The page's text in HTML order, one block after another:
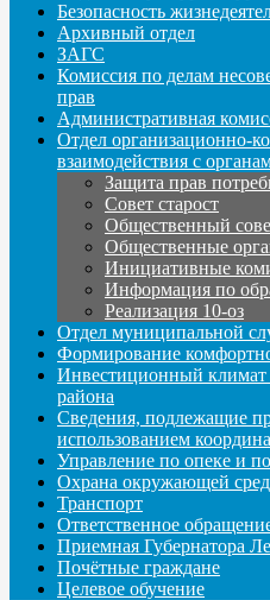
Безопасность
Архивный отдел
ЗАГС
Комиссия по делам
прав
Административная
Отдел организационно-
взаимодействия с
Защита прав
Совет старост
Общественный
Общественные
Инициативные
Информация по
Реализация 10-оз
Отдел муниципальной
Формирование
Инвестиционный климат
района
Сведения, подлежащие
использованием
Управление по опеке и
Охрана окружающей
Транспорт
Ответственное
Приемная Губернатора
Почётные граждане
Целевое обучение